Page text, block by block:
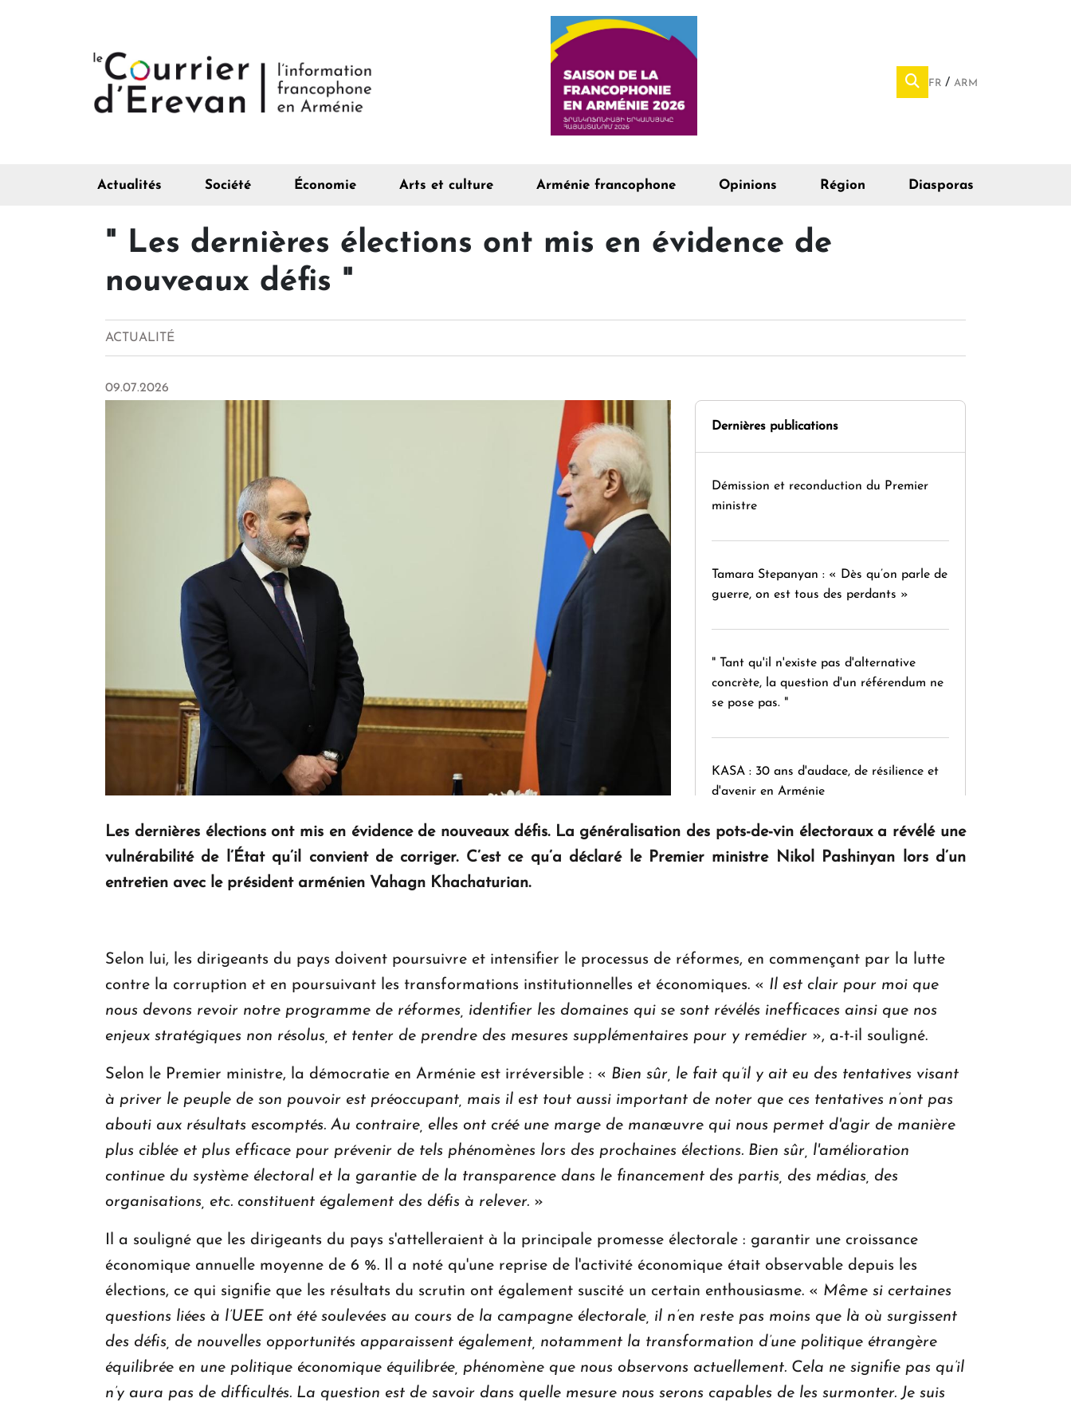
FR ARM
Actualités Société Économie Arts et culture Arménie francophone Opinions Région Diasporas
" Les dernières élections ont mis en évidence de
nouveaux défis "
ACTUALITÉ
09.07.2026
Dernières publications
Démission et reconduction du Premier
ministre
Tamara Stepanyan : « Dès qu’on parle de
guerre, on est tous des perdants »
" Tant qu'il n'existe pas d'alternative
concrète, la question d'un référendum ne
se pose pas. "
KASA : 30 ans d'audace, de résilience et
d'avenir en Arménie
Le premier hôtel Hyatt Regency
Les dernières élections ont mis en évidence de nouveaux défis. La généralisation des pots-de-vin électoraux a révélé une
vulnérabilité de l’État qu’il convient de corriger. C’est ce qu’a déclaré le Premier ministre Nikol Pashinyan lors d’un
entretien avec le président arménien Vahagn Khachaturian.
Selon lui, les dirigeants du pays doivent poursuivre et intensifier le processus de réformes, en commençant par la lutte
contre la corruption et en poursuivant les transformations institutionnelles et économiques. « Il est clair pour moi que
nous devons revoir notre programme de réformes, identifier les domaines qui se sont révélés inefficaces ainsi que nos
enjeux stratégiques non résolus, et tenter de prendre des mesures supplémentaires pour y remédier », a-t-il souligné.
Selon le Premier ministre, la démocratie en Arménie est irréversible : « Bien sûr, le fait qu’il y ait eu des tentatives visant
à priver le peuple de son pouvoir est préoccupant, mais il est tout aussi important de noter que ces tentatives n’ont pas
abouti aux résultats escomptés. Au contraire, elles ont créé une marge de manœuvre qui nous permet d'agir de manière
plus ciblée et plus efficace pour prévenir de tels phénomènes lors des prochaines élections. Bien sûr, l'amélioration
continue du système électoral et la garantie de la transparence dans le financement des partis, des médias, des
organisations, etc. constituent également des défis à relever. »
Il a souligné que les dirigeants du pays s'attelleraient à la principale promesse électorale : garantir une croissance
économique annuelle moyenne de 6 %. Il a noté qu'une reprise de l'activité économique était observable depuis les
élections, ce qui signifie que les résultats du scrutin ont également suscité un certain enthousiasme. « Même si certaines
questions liées à l’UEE ont été soulevées au cours de la campagne électorale, il n’en reste pas moins que là où surgissent
des défis, de nouvelles opportunités apparaissent également, notamment la transformation d’une politique étrangère
équilibrée en une politique économique équilibrée, phénomène que nous observons actuellement. Cela ne signifie pas qu’il
n’y aura pas de difficultés. La question est de savoir dans quelle mesure nous serons capables de les surmonter. Je suis